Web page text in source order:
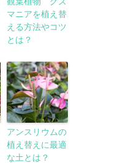
マニアを植え替
える方法やコツ
とは？
アンスリウムの
植え替えに最適
な土とは？